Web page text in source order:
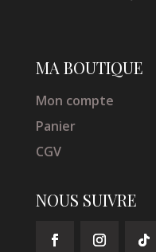
MA BOUTIQUE
Mon compte
Panier
CGV
NOUS SUIVRE